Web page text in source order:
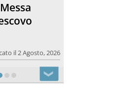
il 2 Agosto, 2026
❯